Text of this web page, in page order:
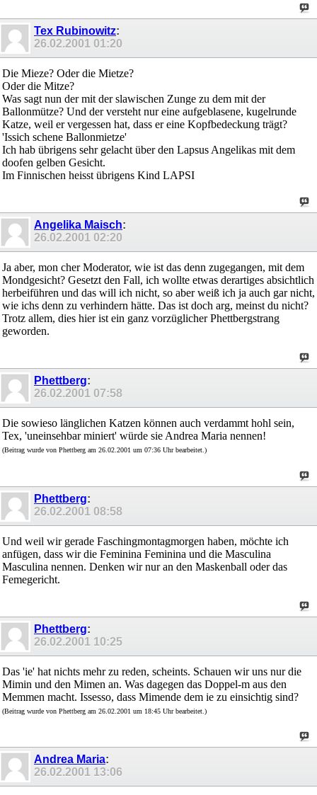
Tex Rubinowitz:
26.02.2001 01:20
Die Mieze? Oder die Mietze?
Oder die Mitze?
Was sagt nun der mit der slawischen Zunge zu dem mit der
Ballonmütze? Und der versteht nur eine aufgeblasene, kugelrunde
Katze, weil er vergessen hat, dass er eine Kopfbedeckung trägt?
'Issich schene Ballonmietze'
Ich hab übrigens sehr gelacht über den Lapsus Angelikas mit dem
doofen gelben Gesicht.
Im Finnischen heisst übrigens Kind LAPSI
Angelika Maisch:
26.02.2001 02:20
Ja aber, mon cher Moderator, wie ist das denn zugegangen, mit dem
Mondgesicht? Gesetzt den Fall, ich wollte etwas derartiges absichtlich
herbeiführen und das will ich nicht, so aber weiß ich ja auch gar nicht,
wie ichs denn zu verhindern hätte. Das ist doch arg, meinst du nicht?
Trotz allem, dies hier ist ein ganz vorzüglicher Phettbergstrang
geworden.
Phettberg:
26.02.2001 07:58
Die sowieso länglichen Katzen können auch verdammt hohl sein,
Tex, 'uneinsehbar miniert' würde sie Andrea Maria nennen!
(Beitrag wurde von Phettberg am 26.02.2001 um 07:36 Uhr bearbeitet.)
Phettberg:
26.02.2001 08:58
Und weil wir gerade Faschingmontagmorgen haben, möchte ich
anfügen, dass wir die Feminina Feminina und die Masculina
Masculina nennen. Denken wir nur an den Maskenball oder das
Femegericht.
Phettberg:
26.02.2001 10:25
Das 'ie' hat nichts mehr zu reden, scheints. Schauen wir uns nur die
Mimin und den Mimen an. Was dagegen das Doppel-m aus den
Memmen macht. Issesso, dass Mimende dem ie zu einsichtig sind?
(Beitrag wurde von Phettberg am 26.02.2001 um 18:45 Uhr bearbeitet.)
Andrea Maria:
26.02.2001 13:06